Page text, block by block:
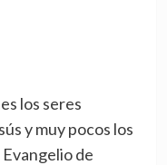
los seres
y muy pocos los
de